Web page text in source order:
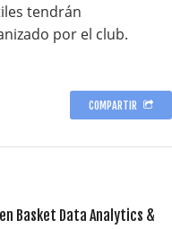
tendrán
por el club.
COMPARTIR
Basket Data Analytics &